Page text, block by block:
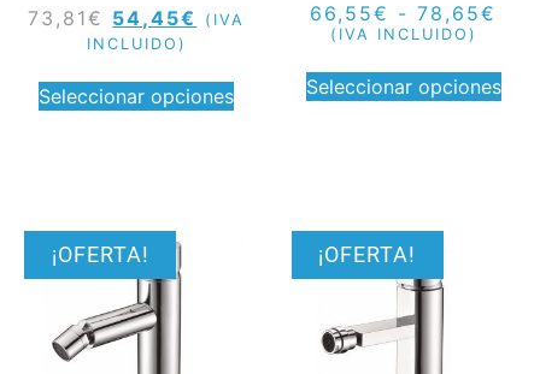
73,81€ 54,45€
(IVA
INCLUIDO)
Seleccionar opciones
66,55€ - 78,65€
(IVA INCLUIDO)
Seleccionar opciones
¡OFERTA! ¡OFERTA!